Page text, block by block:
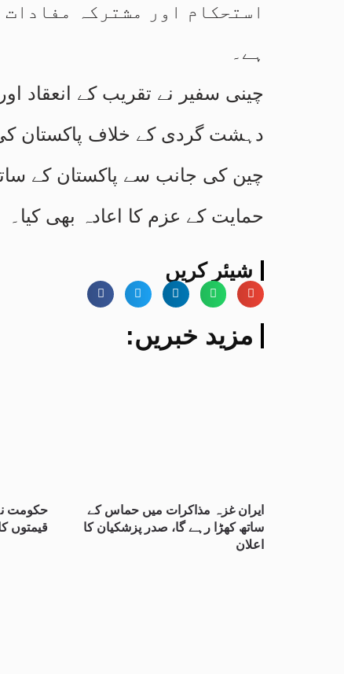
استحکام اور مشترکہ
ہے۔
چینی سفیر نے تقریب کے انعقاد
دہشت گردی کے خلاف پاکستان کی
چین کی جانب سے پاکستان کے
حمایت کے عزم کا اعادہ بھی کیا۔
شیئر کریں
:مزید خبریں
حکومت
قیمتوں
ایران غزہ مذاکرات میں حماس کے
ساتھ کھڑا رہے گا، صدر پزشکیان کا
اعلان